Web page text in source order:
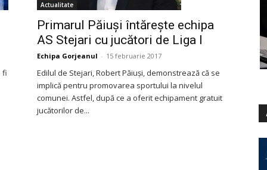
fi
Actualitate
Primarul Păiuși întărește echipa
AS Stejari cu jucători de Liga I
Echipa Gorjeanul - 15 februarie 2017
Edilul de Stejari, Robert Păiuși, demonstrează că se
implică pentru promovarea sportului la nivelul
comunei. Astfel, după ce a oferit echipament gratuit
jucătorilor de...